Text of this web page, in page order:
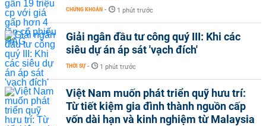
CHỨNG KHOÁN - 1 phút trước
Giải ngân đầu tư công quý III: Khi các
siêu dự án áp sát 'vạch đích'
THỜI SỰ - 1 phút trước
Việt Nam muốn phát triển quỹ hưu trí:
Từ tiết kiệm gia đình thành nguồn cấp
vốn dài hạn và kinh nghiệm từ Malaysia